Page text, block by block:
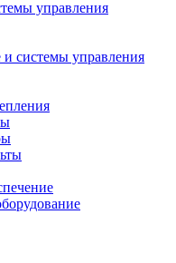
управления
системы управления